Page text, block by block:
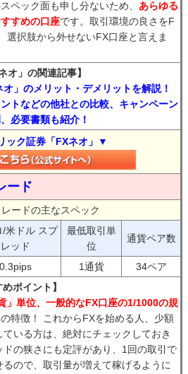
ペック面も申し分ないため、 あらゆる
すめの口座です。取引環境の良さをF
選択肢から外せないFX口座と言えま
オ」の関連記事】
」のメリット・デメリットを解説！
トなどの他社との比較、キャンペーン
必要書類も紹介！
ック証券「FXネオ」▼
ード
ードの主なスペック
/米ドル スプ
レッド
最低取引単
位
通貨ペア数
0.3pips 1通貨
34ペア
ポイント】
」単位、一般的なFX口座の1/1000の規
特徴！ これからFXを始める人、少額
いる方は、絶対にチェックしておき
の狭さにも定評があり、1回の取引で
ので、取引量が増えて稼げるように